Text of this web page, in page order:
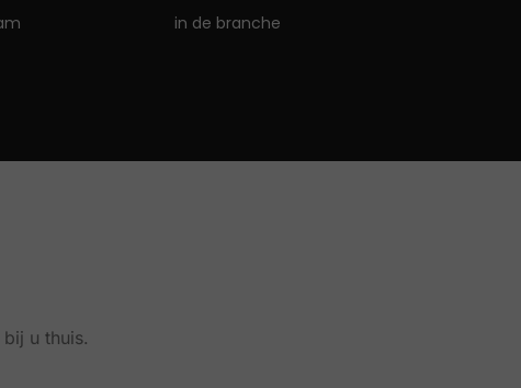
in de branche
u thuis.